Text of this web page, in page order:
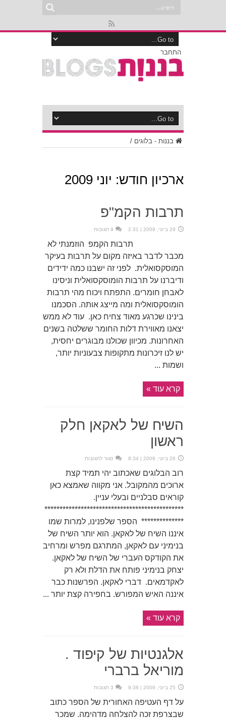
התחבר
בננות - בלוגים /
ארכיון חודש: יוני 2009
תרבות הקמ"פ
29 ביוני, 2009 | 2:31 9 תגובות
תרבות הקמפ הוזמנתי לא
מכבר לדבר באיזה מקום על תרבות בעיקר
המוסקסואלית. לפני זה ישבנו כמה ידידים
ודיברנו על תרבות הומוסקסואלית וניסינו
לאבחן חומרים. התפתח ויכוח מהי תרבות
הומוסקסואלית ומה מייצג אותה. הסכמנו
בינינו שכרגע מאוד צחיח כאן. עוד לא ממש
יצאנו מאווירת דלות החומר ששלטה בשנים
האחרונות. מכיוון שכולנו מבוגרים יחסית,
יש לנו זיכרונות מתקופות צבעוניות יותר,
ושמות ...
קרא עוד »
השיח של לאקאן חלק
ראשון
26 ביוני, 2009 | 8:34 סגור לתגובות
לאקאן
ראשון
רוב הבלוגים שאכתוב יהי תמיד קצת
ארוכים מהמקובל. אני מקווה שאמצא כאן
קוראים סבלניים ובעלי עניין.
**********************************************
************** הספר שלפנינו, למרות שמו
איננו השיח של לאקאן. הוא יותר השיח של
בנימיני עם לאקאן, המתרגם מפרש ומרחיב
את הקודקס העברי של השיח של לאקאן.
יצחק בנימיני פותח את הדלת ולא רק
לאקדמאים. דברי לאקאן. הפרשנות כבר
איננה האיש המפורש. בחפירה קצת יותר ...
קרא עוד »
אלגנטיות של קיפוד .
מוריאל ברברי
25 ביוני, 2009 | 9:38 3 תגובות
על דף העטיפה האחורית של הספר כתוב
שבצרפת זכה להצלחה מדהימה. שמכר